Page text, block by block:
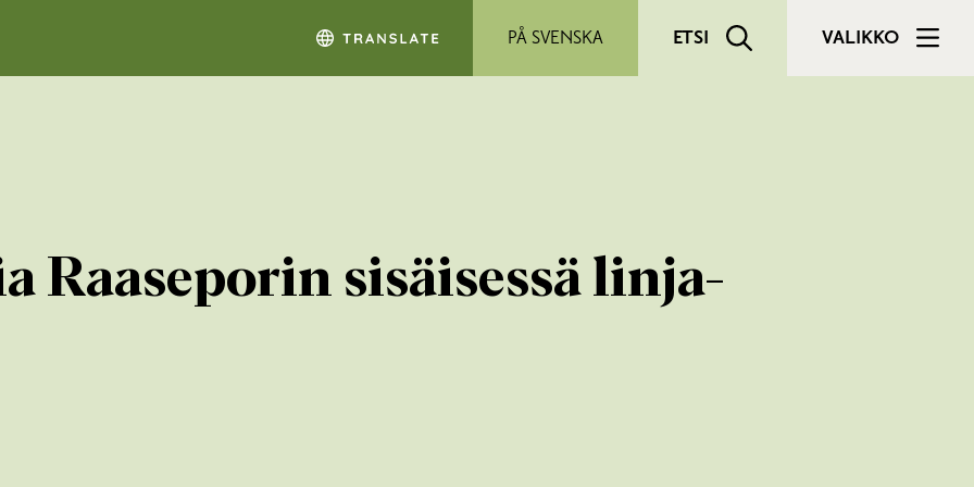
PÅ SVENSKA ETSI VALIKKO
sisäisessä linja-